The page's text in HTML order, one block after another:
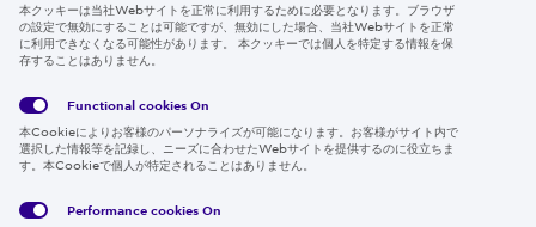
Global
Policy
サイト
約
本クッキーは当社Webサイトを正常に利用するために必要となります。ブラウザ
の設定で無効にすることは可能ですが、無効にした場合、当社Webサイトを正常
に利用できなくなる可能性があります。 本クッキーでは個人を特定する情報を保
存することはありません。
Functional cookies On
本Cookieによりお客様のパーソナライズが可能になります。お客様がサイト内で
選択した情報等を記録し、ニーズに合わせたWebサイトを提供するのに役立ちま
す。本Cookieで個人が特定されることはありません。
Performance cookies On